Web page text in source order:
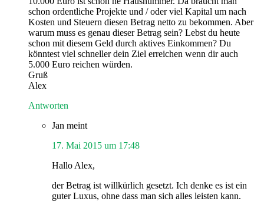
schon ordentliche Projekte und / oder viel Kapital um nach
Kosten und Steuern diesen Betrag netto zu bekommen. Aber
warum muss es genau dieser Betrag sein? Lebst du heute
schon mit diesem Geld durch aktives Einkommen? Du
könntest viel schneller dein Ziel erreichen wenn dir auch
5.000 Euro reichen würden.
Gruß
Alex
Antworten
Jan meint
17. Mai 2015 um 17:48
Hallo Alex,
der Betrag ist willkürlich gesetzt. Ich denke es ist ein
guter Luxus, ohne dass man sich alles leisten kann.